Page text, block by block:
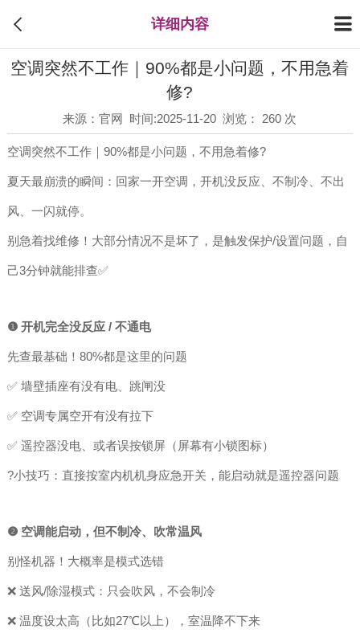
详细内容
空调突然不工作｜90%都是小问题，不用急着
修?
来源：官网 时间:2025-11-20 浏览： 260 次
空调突然不工作｜90%都是小问题，不用急着修?
夏天最崩溃的瞬间：回家一开空调，开机没反应、不制冷、不出
风、一闪就停。
别急着找维修！大部分情况不是坏了，是触发保护/设置问题，自
己3分钟就能排查✅
❶ 开机完全没反应 / 不通电
先查最基础！80%都是这里的问题
✅ 墙壁插座有没有电、跳闸没
✅ 空调专属空开有没有拉下
✅ 遥控器没电、或者误按锁屏（屏幕有小锁图标）
?小技巧：直接按室内机机身应急开关，能启动就是遥控器问题
❷ 空调能启动，但不制冷、吹常温风
别怪机器！大概率是模式选错
❌ 送风/除湿模式：只会吹风，不会制冷
❌ 温度设太高（比如27℃以上），室温降不下来